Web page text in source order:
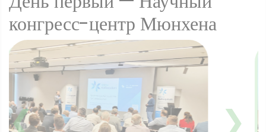
конгресс-центр Мюнхена
❮ ❯